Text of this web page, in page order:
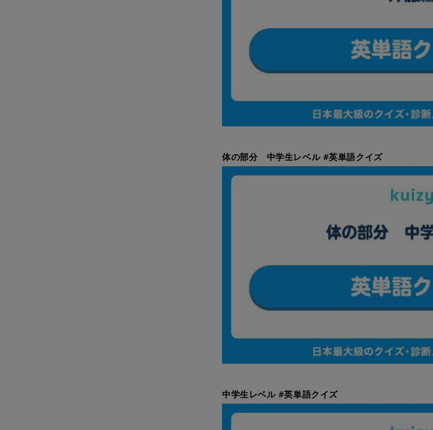
体の部分 中学生レベル #英単語クイズ
中学生レベル #英単語クイズ